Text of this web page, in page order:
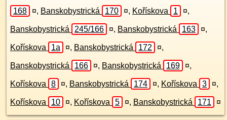
168 ¤, Banskobystrická 170 ¤, Kořískova 1 ¤,
Banskobystrická 245/166 ¤, Banskobystrická 163 ¤,
Kořískova 1a ¤, Banskobystrická 172 ¤,
Banskobystrická 166 ¤, Banskobystrická 169 ¤,
Kořískova 8 ¤, Banskobystrická 174 ¤, Kořískova 3 ¤,
Kořískova 10 ¤, Kořískova 5 ¤, Banskobystrická 171 ¤